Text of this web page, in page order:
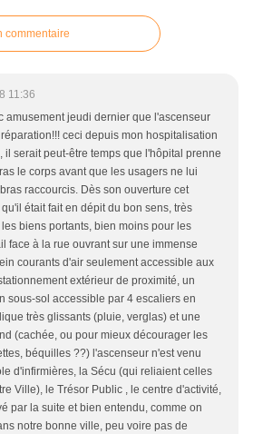
commentaire
11:36
amusement jeudi dernier que l'ascenseur
ceci depuis mon hospitalisation
il serait peut-être temps que l'hôpital prenne
le corps avant que les usagers ne lui
raccourcis. Dès son ouverture cet
était fait en dépit du bon sens, très
biens portants, bien moins pour les
face à la rue ouvrant sur une immense
courants d'air seulement accessible aux
extérieur de proximité, un
sous-sol accessible par 4 escaliers en
très glissants (pluie, verglas) et une
(cachée, ou pour mieux décourager les
béquilles ??) l'ascenseur n'est venu
d'infirmières, la Sécu (qui reliaient celles
Ville), le Trésor Public , le centre d'activité,
par la suite et bien entendu, comme on
notre bonne ville, peu voire pas de